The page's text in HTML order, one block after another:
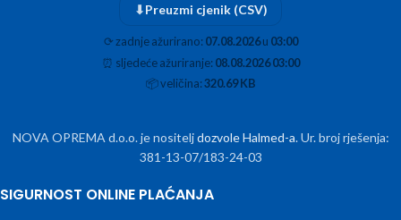
⬇Preuzmi cjenik (CSV)
⟳zadnje ažurirano:07.08.2026u 03:00
⏰ sljedeće ažuriranje:08.08.2026 03:00
📦veličina:320.69 KB
NOVA OPREMA d.o.o. je nositeljdozvole Halmed-a. Ur. broj rješenja:
381-13-07/183-24-03
SIGURNOST ONLINE PLAĆANJA